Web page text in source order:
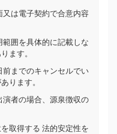
は電子契約で合意内容
囲を具体的に記載しな
ます。
前までのキャンセルでい
ります。
者の場合、源泉徴収の
取得する 法的安定性を